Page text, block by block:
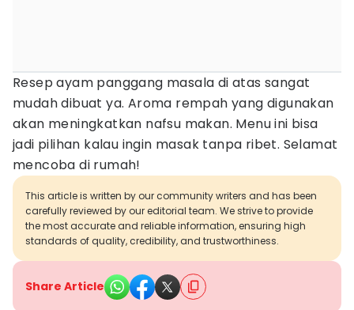
Resep ayam panggang masala di atas sangat
mudah dibuat ya. Aroma rempah yang digunakan
akan meningkatkan nafsu makan. Menu ini bisa
jadi pilihan kalau ingin masak tanpa ribet. Selamat
mencoba di rumah!
This article is written by our community writers and has been
carefully reviewed by our editorial team. We strive to provide
the most accurate and reliable information, ensuring high
standards of quality, credibility, and trustworthiness.
Share Article